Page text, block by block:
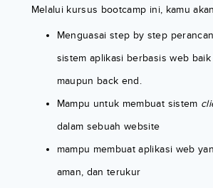
Melalui kursus bootcamp ini, kamu
Menguasai step by step
sistem aplikasi berbasis web
maupun back end.
Mampu untuk membuat sistem
dalam sebuah website
mampu membuat aplikasi web
aman, dan terukur